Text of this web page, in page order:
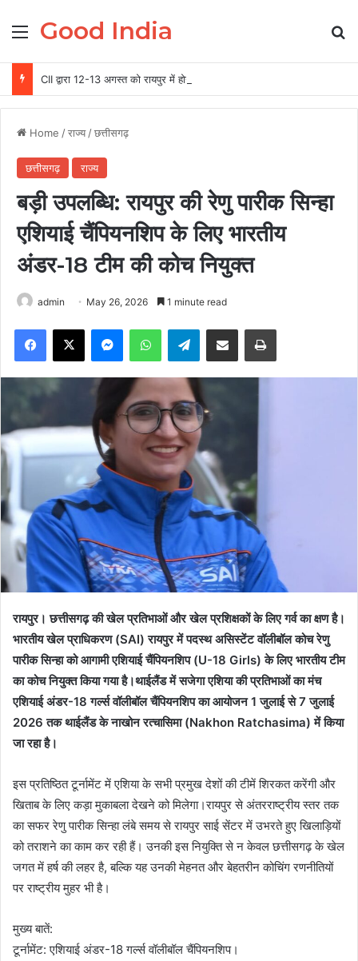
Menu
Good India
Home /राज्य /छत्तीसगढ़
छत्तीसगढ़ राज्य
बड़ी उपलब्धि: रायपुर की रेणु पारीक सिन्हा
एशियाई चैंपियनशिप के लिए भारतीय
अंडर-18 टीम की कोच नियुक्त
admin May 26, 2026 1 minute read
Facebook
X MessengerWhatsAppTelegramShare via Email Print
रायपुर। छत्तीसगढ़ की खेल प्रतिभाओं और खेल प्रशिक्षकों के लिए गर्व का क्षण है।
भारतीय खेल प्राधिकरण (SAI) रायपुर में पदस्थ असिस्टेंट वॉलीबॉल कोच रेणु
पारीक सिन्हा को आगामी एशियाई चैंपियनशिप (U-18 Girls) के लिए भारतीय टीम
का कोच नियुक्त किया गया है।थाईलैंड में सजेगा एशिया की प्रतिभाओं का मंच
एशियाई अंडर-18 गर्ल्स वॉलीबॉल चैंपियनशिप का आयोजन 1 जुलाई से 7 जुलाई
2026 तक थाईलैंड के नाखोन रत्चासिमा (Nakhon Ratchasima) में किया
जा रहा है।
इस प्रतिष्ठित टूर्नामेंट में एशिया के सभी प्रमुख देशों की टीमें शिरकत करेंगी और
खिताब के लिए कड़ा मुकाबला देखने को मिलेगा।रायपुर से अंतरराष्ट्रीय स्तर तक
का सफर रेणु पारीक सिन्हा लंबे समय से रायपुर साई सेंटर में उभरते हुए खिलाड़ियों
को तराशने का काम कर रही हैं। उनकी इस नियुक्ति से न केवल छत्तीसगढ़ के खेल
जगत में हर्ष की लहर है, बल्कि यह उनकी मेहनत और बेहतरीन कोचिंग रणनीतियों
पर राष्ट्रीय मुहर भी है।
मुख्य बातें:
टूर्नामेंट: एशियाई अंडर-18 गर्ल्स वॉलीबॉल चैंपियनशिप।